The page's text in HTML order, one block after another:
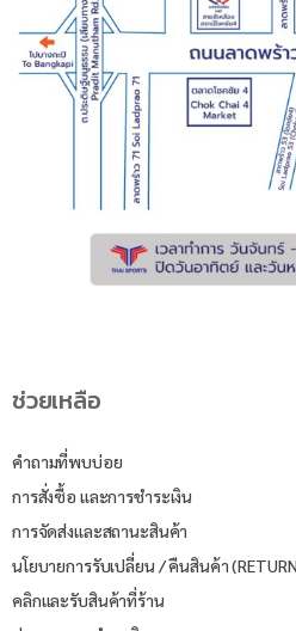
ช่วยเหลือ
คำถามที่พบบ่อย
การสั่งซื้อ และการชำระเงิน
การจัดส่งและสถานะสินค้า
นโยบายการรับเปลี่ยน / คืนสินค้า
คลิกและรับสินค้าที่ร้าน